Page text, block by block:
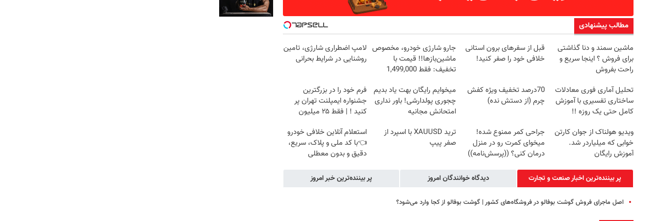
مطالب پیشنهادی
ماشین سمند و دنا گذاشتی
برای فروش ؟ اینجا سریع و
راحت بفروش
قبل از سفرهای برون استانی
خلافی خود را صفر کنید!
جارو شارژی خودرو، مخصوص
ماشین‌باز‌ها!! قیمت با
تخفیف: فقط 1,499,000
لامپ اضطراری شارژی، تامین
روشنایی در شرایط بحرانی
تحلیل آماری فوری معادلات
ساختاری تفسیری با آموزش
کامل حتی یک روزه !!
70درصد تخفیف ویژه کفش
چرم (از دستش نده)
میخوایم رایگان بهت یاد بدیم
چجوری پولدارشی! باور نداری
امتحانش مجانیه
فرم خود را در بزرگترین
جشنواره ایمپلنت تهران پر
کنید ! | فقط ۲۵ میلیون
ویدیو هولناک از جوان کارتن
خوابی که میلیاردر شد.
آموزش رایگان
جراحی کمر ممنوع شده!
میخوای کمرت رو در منزل
درمان کنی؟ ((پرسش‌نامه))
ترید XAUUSD با اسپرد از
صفر پیپ
استعلام آنلاین خلافی خودرو
👈با کد ملی و پلاک، سریع،
دقیق و بدون معطلی
پر بیننده‌ترین اخبار صنعت و تجارت دیدگاه خوانندگان امروز پر بیننده‌ترین خبر امروز
اصل ماجرای فروش گوشت بوفالو در فروشگاه‌های کشور | گوشت بوفالو از کجا وارد می‌شود؟